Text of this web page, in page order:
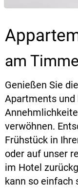
am
Genießen Sie
Apartments
verwöhnen.
Frühstück in
oder auf unser
im Hotel
kann so einfach